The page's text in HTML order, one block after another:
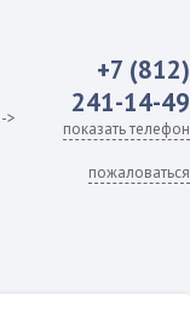
->
+7 (812)
241-14-49
показать телефон
пожаловаться